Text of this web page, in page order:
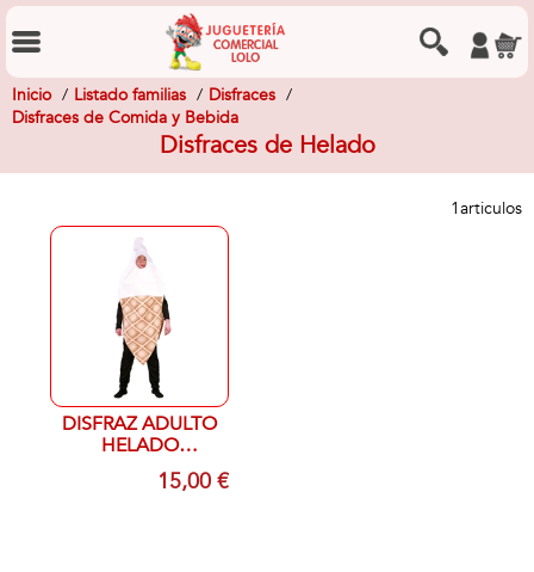
Inicio Listado familias
Disfraces
Disfraces de Comida y Bebida
Disfraces de Helado
1articulos
DISFRAZ ADULTO
HELADO
CUCURUCHO T M
15,00 €